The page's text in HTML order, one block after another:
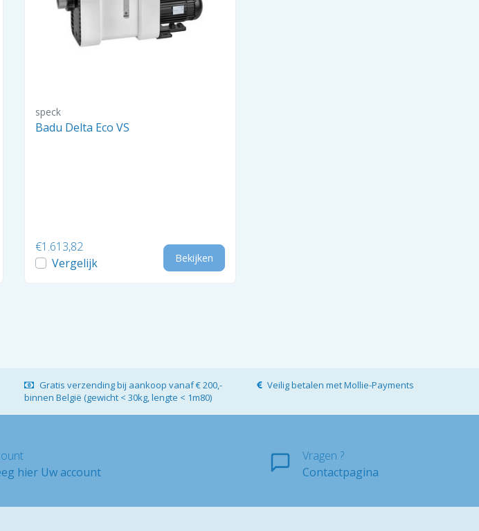
speck
Badu Delta Eco VS
€1.613,82
Vergelijk
Bekijken
Gratis verzending bij aankoop vanaf € 200,-
binnen België (gewicht < 30kg, lengte < 1m80)
Veilig betalen met Mollie-Payments
hier Uw account
Vragen ?
Contactpagina